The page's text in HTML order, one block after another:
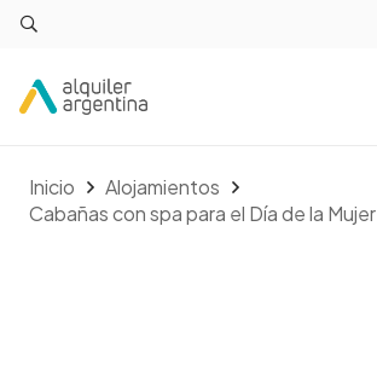
Inicio
Alojamientos
Cabañas con spa para el Día de la Mujer